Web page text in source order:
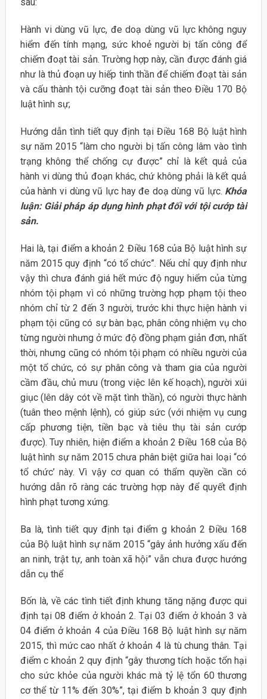
sau:
Hành vi dùng vũ lực, đe doạ dùng vũ lực không nguy
hiểm đến tính mạng, sức khoẻ người bị tấn công để
chiếm đoạt tài sản. Trường hợp này, cần được đánh giá
như là thủ đoạn uy hiếp tinh thần để chiếm đoạt tài sản
và cấu thành tội cưỡng đoạt tài sản theo Điều 170 Bộ
luật hình sự;
Hướng dẫn tình tiết quy định tại Điều 168 Bộ luật hình
sự năm 2015 “làm cho người bị tấn công lâm vào tình
trạng không thể chống cự được” chỉ là kết quả của
hành vi dùng thủ đoạn khác, chứ không phải là kết quả
của hành vi dùng vũ lực hay đe doạ dùng vũ lực. Khóa
luận: Giải pháp áp dụng hình phạt đối với tội cướp tài
sản.
Hai là, tại điểm a khoản 2 Điều 168 của Bộ luật hình sự
năm 2015 quy định “có tổ chức”. Nếu chỉ quy định như
vậy thì chưa đánh giá hết mức độ nguy hiểm của từng
nhóm tội phạm vì có những trường hợp phạm tội theo
nhóm chỉ từ 2 đến 3 người, trước khi thực hiện hành vi
phạm tội cũng có sự bàn bạc, phân công nhiệm vụ cho
từng người nhưng ở mức độ đồng phạm giản đơn, nhất
thời, nhưng cũng có nhóm tội phạm có nhiều người của
một tổ chức, có sự phân công và tham gia của người
cầm đầu, chủ mưu (trong việc lên kế hoạch), người xúi
giục (lên dây cót về mặt tình thần), có người thực hành
(tuân theo mệnh lệnh), có giúp sức (với nhiệm vụ cung
cấp phương tiện, tiền bạc và tiêu thụ tài sản cướp
được). Tuy nhiên, hiện điểm a khoản 2 Điều 168 của Bộ
luật hình sự năm 2015 chưa phân biệt giữa hai loại “có
tổ chức’ này. Vì vậy cơ quan có thẩm quyền cần có
hướng dẫn rõ ràng các trường hợp này để quyết định
hình phạt tương xứng.
Ba là, tình tiết quy định tại điểm g khoản 2 Điều 168
của Bộ luật hình sự năm 2015 “gây ảnh hưởng xấu đến
an ninh, trật tự, anh toàn xã hội” vẫn chưa được hướng
dẫn cụ thể
Bốn là, về các tình tiết định khung tăng nặng được qui
định tại 08 điểm ở khoản 2. Tại 03 điểm ở khoản 3 và
04 điểm ở khoản 4 của Điều 168 Bộ luật hình sự năm
2015, thì mức cao nhất ở khoản 4 là tù chung thân. Tại
điểm c khoản 2 quy định “gây thương tích hoặc tổn hại
cho sức khỏe của người khác mà tỷ lệ tổn 60 thương
cơ thể từ 11% đến 30%”, tại điểm b khoản 3 quy định